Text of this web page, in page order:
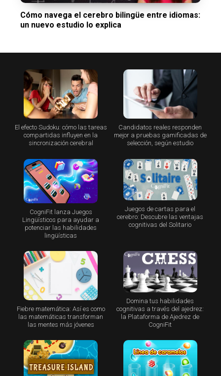
Cómo navega el cerebro bilingüe entre idiomas:
un nuevo estudio lo explica
El efecto Sudoku: cómo las tareas
compartidas influyen en la
sincronización cerebral
Candidatos reales responden
mejor a pruebas gamificadas de
selección, según estudio
CogniFit lanza Juegos
Lingüísticos para ayudar a
potenciar las habilidades
lingüísticas
Juegos de cartas para el
cerebro: Descubre las ventajas
cognitivas del Solitario
Fiebre matemática: Así es como
las matemáticas transforman
las mentes más jóvenes
Domina tus habilidades
cognitivas a través del ajedrez:
la Plataforma de Ajedrez de
CogniFit